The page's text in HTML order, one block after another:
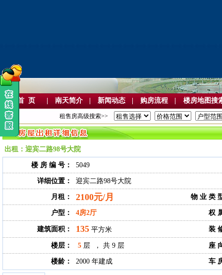
首 页 南天简介 新闻动态 购房流程 楼房地图搜
租售房高级搜索>>
出租：迎宾二路98号大院
楼 房 编 号： 5049
详细位置： 迎宾二路98号大院
月租： 2100元/月 物 业 类
户型： 4房2厅 权
建筑面积： 135 平方米 装
楼层： 5 层 ， 共 9 层 座
楼龄： 2000 年建成 车